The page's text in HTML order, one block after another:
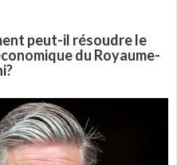
peut-il résoudre le
du Royaume-